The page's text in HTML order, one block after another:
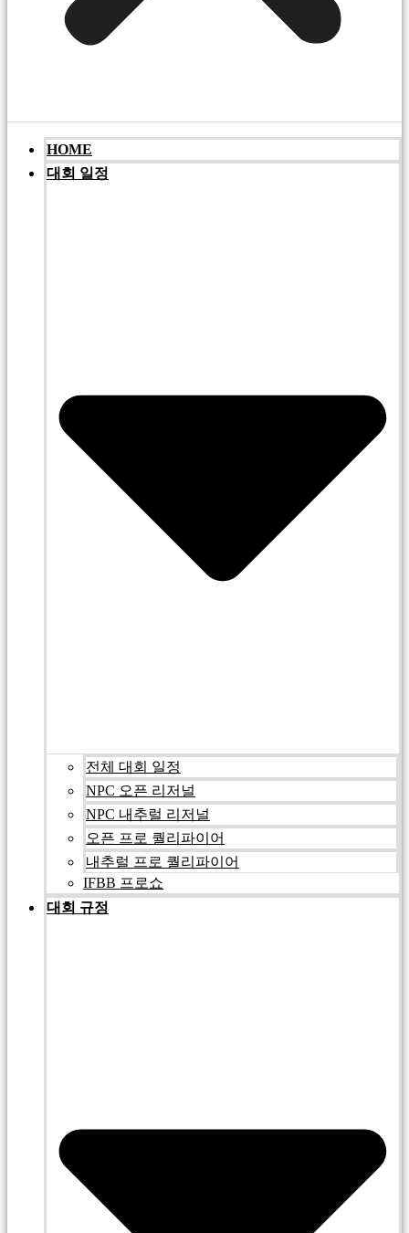
HOME
대회 일정
전체 대회 일정
NPC 오픈 리저널
NPC 내추럴 리저널
오픈 프로 퀄리파이어
내추럴 프로 퀄리파이어
IFBB 프로쇼
대회 규정